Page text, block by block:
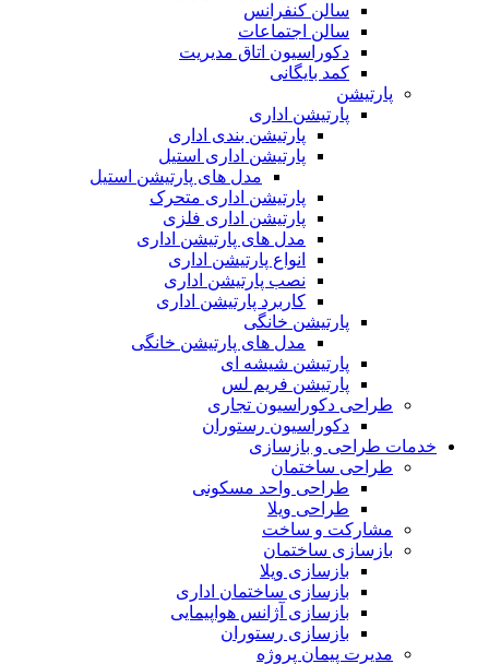
سالن کنفرانس
سالن اجتماعات
دکوراسیون اتاق مدیریت
کمد بایگانی
پارتیشن
پارتیشن اداری
پارتیشن بندی اداری
پارتیشن اداری استیل
مدل های پارتیشن استیل
پارتیشن اداری متحرک
پارتیشن اداری فلزی
مدل های پارتیشن اداری
انواع پارتیشن اداری
نصب پارتیشن اداری
کاربرد پارتیشن اداری
پارتیشن خانگی
مدل های پارتیشن خانگی
پارتیشن شیشه ای
پارتیشن فریم لس
طراحی دکوراسیون تجاری
دکوراسیون رستوران
خدمات طراحی و بازسازی
طراحی ساختمان
طراحی واحد مسکونی
طراحی ویلا
مشارکت و ساخت
بازسازی ساختمان
بازسازی ویلا
بازسازی ساختمان اداری
بازسازی آژانس هواپیمایی
بازسازی رستوران
مدیرت پیمان پروژه